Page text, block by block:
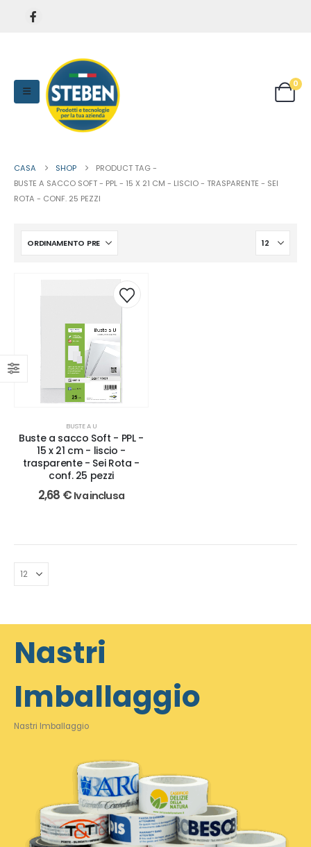
0
CASA SHOP
PRODUCT TAG -
BUSTE A SACCO SOFT - PPL - 15 X 21 CM - LISCIO - TRASPARENTE - SEI
ROTA - CONF. 25 PEZZI
BUSTE A U
Buste a sacco Soft - PPL -
15 x 21 cm - liscio -
trasparente - Sei Rota -
conf. 25 pezzi
2,68 € Iva inclusa
Nastri
Imballaggio
Nastri Imballaggio